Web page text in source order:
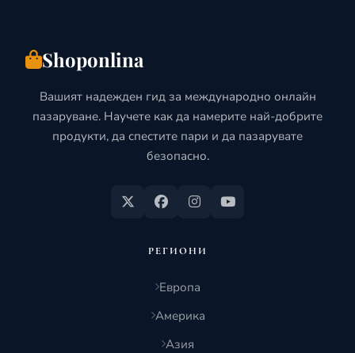
Shoponlina
Вашият надежден гид за международно онлайн
пазаруване. Научете как да намерите най-добрите
продукти, да спестите пари и да пазарувате
безопасно.
РЕГИОНИ
Европа
Америка
Азия